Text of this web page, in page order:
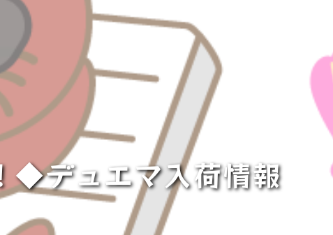
◆デュエマ入荷情報